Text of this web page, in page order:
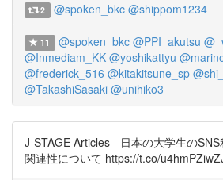
2 @spoken_bkc @shippom1234
11 @spoken_bkc @PPI_akutsu
@Inmediam_KK @yoshikattyu
@frederick_516 @kitakitsune_sp
@TakashiSasaki @unihiko3
J-STAGE Articles - 日本の大学生の
関連性について https://t.co/